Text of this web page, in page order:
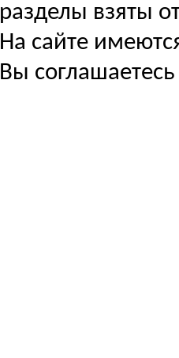
разделы взяты
На сайте
Вы